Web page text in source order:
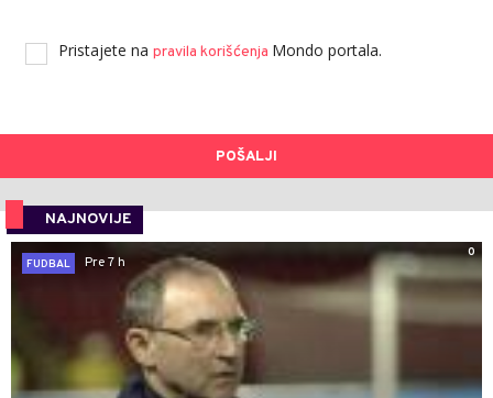
Pristajete na pravila korišćenja Mondo portala.
POŠALJI
NAJNOVIJE
0
FUDBAL
Pre 7 h